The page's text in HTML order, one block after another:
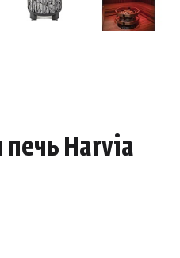
слива
печь Harvia